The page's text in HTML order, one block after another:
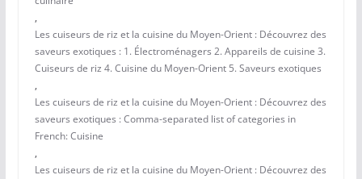
,
Les cuiseurs de riz et la cuisine du Moyen-Orient : Découvrez des
saveurs exotiques : 1. Électroménagers 2. Appareils de cuisine 3.
Cuiseurs de riz 4. Cuisine du Moyen-Orient 5. Saveurs exotiques
,
Les cuiseurs de riz et la cuisine du Moyen-Orient : Découvrez des
saveurs exotiques : Comma-separated list of categories in
French: Cuisine
,
Les cuiseurs de riz et la cuisine du Moyen-Orient : Découvrez des